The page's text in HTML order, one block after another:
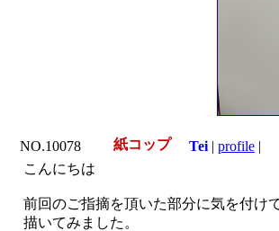
NO.10078 紙コップ Tei | profile |
こんにちは
前回のご指摘を頂いた部分に気を付け
描いてみました。